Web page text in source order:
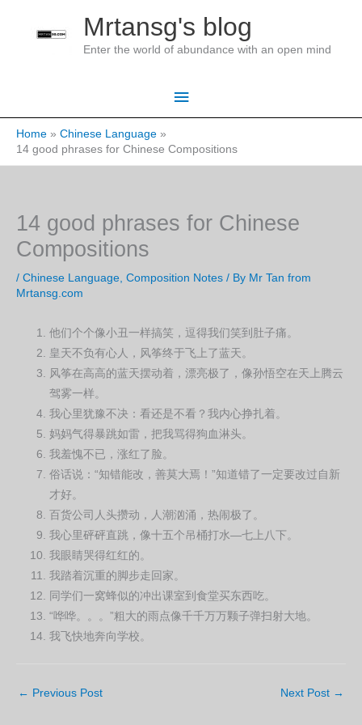
Mrtansg's blog
Enter the world of abundance with an open mind
Main
Home
Chinese Language
14 good phrases for Chinese Compositions
14 good phrases for Chinese
Compositions
/ Chinese Language Composition Notes / By Mr Tan from
Mrtansg.com
他们个个像小丑一样搞笑，逗得我们笑到肚子痛。
皇天不负有心人，风筝终于飞上了蓝天。
风筝在高高的蓝天摆动着，漂亮极了，像孙悟空在天上腾云
驾雾一样。
我心里犹豫不决：看还是不看？我内心挣扎着。
妈妈气得暴跳如雷，把我骂得狗血淋头。
我羞愧不已，涨红了脸。
俗话说：“知错能改，善莫大焉！”知道错了一定要改过自新
才好。
百货公司人头攒动，人潮汹涌，热闹极了。
我心里砰砰直跳，像十五个吊桶打水—七上八下。
我眼睛哭得红红的。
我踏着沉重的脚步走回家。
同学们一窝蜂似的冲出课室到食堂买东西吃。
“哗哗。。。”粗大的雨点像千千万万颗子弹扫射大地。
我飞快地奔向学校。
← Previous Post Next Post →